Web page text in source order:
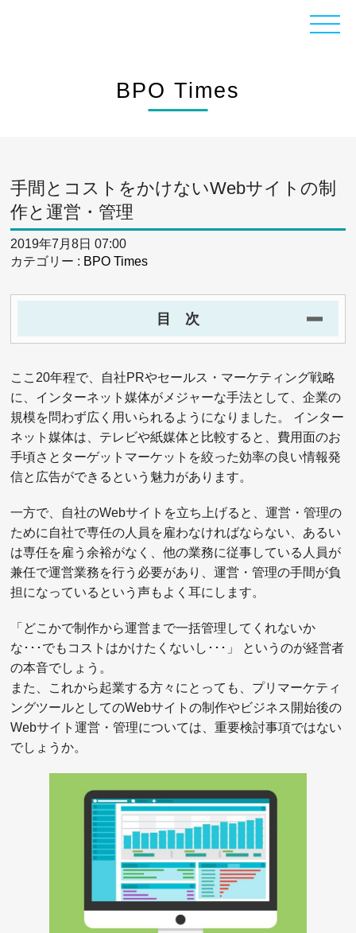
BPO Times
手間とコストをかけないWebサイトの制
作と運営・管理
2019年7月8日 07:00
カテゴリー : BPO Times
目 次
ここ20年程で、自社PRやセールス・マーケティング戦略
に、インターネット媒体がメジャーな手法として、企業の
規模を問わず広く用いられるようになりました。 インター
ネット媒体は、テレビや紙媒体と比較すると、費用面のお
手頃さとターゲットマーケットを絞った効率の良い情報発
信と広告ができるという魅力があります。
一方で、自社のWebサイトを立ち上げると、運営・管理の
ために自社で専任の人員を雇わなければならない、あるい
は専任を雇う余裕がなく、他の業務に従事している人員が
兼任で運営業務を行う必要があり、運営・管理の手間が負
担になっているという声もよく耳にします。
「どこかで制作から運営まで一括管理してくれないか
な･･･でもコストはかけたくないし･･･」 というのが経営者
の本音でしょう。
また、これから起業する方々にとっても、プリマーケティ
ングツールとしてのWebサイトの制作やビジネス開始後の
Webサイト運営・管理については、重要検討事項ではない
でしょうか。